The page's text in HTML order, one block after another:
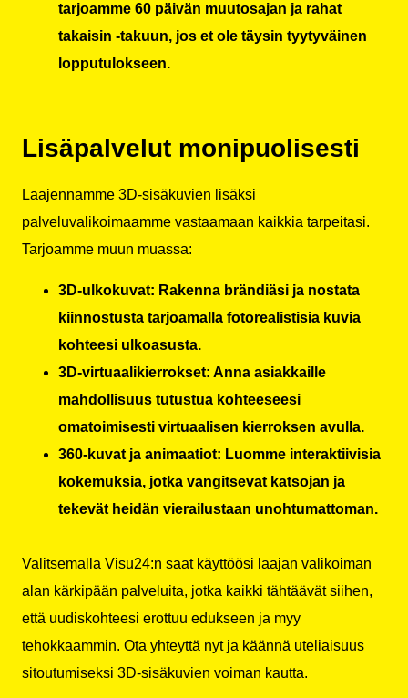
tarjoamme 60 päivän muutosajan ja rahat
takaisin -takuun, jos et ole täysin tyytyväinen
lopputulokseen.
Lisäpalvelut monipuolisesti
Laajennamme 3D-sisäkuvien lisäksi
palveluvalikoimaamme vastaamaan kaikkia tarpeitasi.
Tarjoamme muun muassa:
3D-ulkokuvat: Rakenna brändiäsi ja nostata
kiinnostusta tarjoamalla fotorealistisia kuvia
kohteesi ulkoasusta.
3D-virtuaalikierrokset: Anna asiakkaille
mahdollisuus tutustua kohteeseesi
omatoimisesti virtuaalisen kierroksen avulla.
360-kuvat ja animaatiot: Luomme interaktiivisia
kokemuksia, jotka vangitsevat katsojan ja
tekevät heidän vierailustaan unohtumattoman.
Valitsemalla Visu24:n saat käyttöösi laajan valikoiman
alan kärkipään palveluita, jotka kaikki tähtäävät siihen,
että uudiskohteesi erottuu edukseen ja myy
tehokkaammin. Ota yhteyttä nyt ja käännä uteliaisuus
sitoutumiseksi 3D-sisäkuvien voiman kautta.